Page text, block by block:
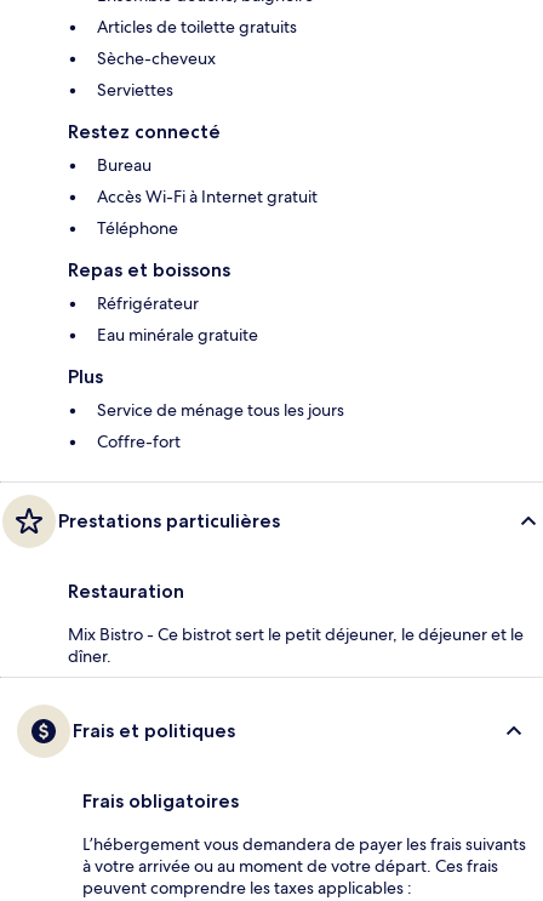
Articles de toilette gratuits
Sèche-cheveux
Serviettes
Restez connecté
Bureau
Accès Wi-Fi à Internet gratuit
Téléphone
Repas et boissons
Réfrigérateur
Eau minérale gratuite
Plus
Service de ménage tous les jours
Coffre-fort
Prestations particulières
Restauration
Mix Bistro - Ce bistrot sert le petit déjeuner, le déjeuner et le
dîner.
Frais et politiques
Frais obligatoires
L’hébergement vous demandera de payer les frais suivants
à votre arrivée ou au moment de votre départ. Ces frais
peuvent comprendre les taxes applicables :